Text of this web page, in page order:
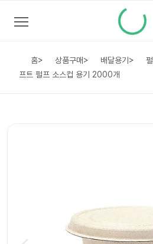
홈> 상품구매> 배달용기 >
프트 펄프 소스컵 용기 2000개